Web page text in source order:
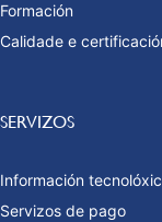
Formación
Calidade e
SERVIZOS
Información
Servizos de pago